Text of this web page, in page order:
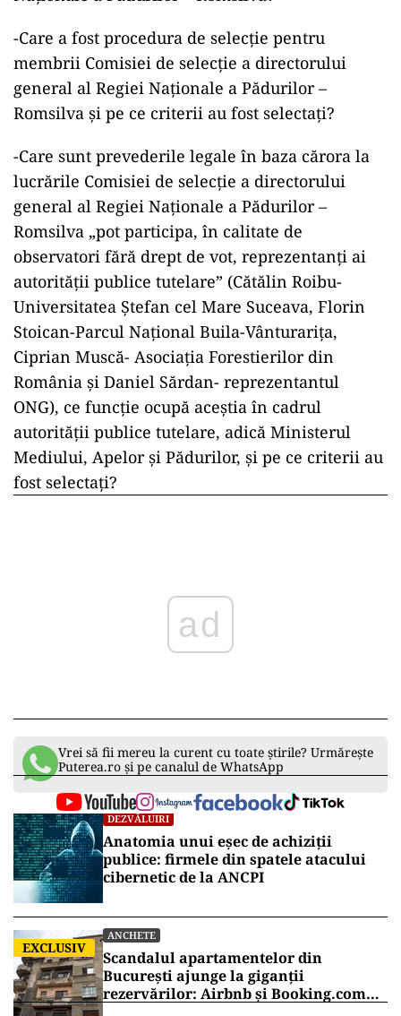
-Care a fost procedura de selecție pentru
membrii Comisiei de selecție a directorului
general al Regiei Naționale a Pădurilor –
Romsilva și pe ce criterii au fost selectați?
-Care sunt prevederile legale în baza cărora la
lucrările Comisiei de selecție a directorului
general al Regiei Naționale a Pădurilor –
Romsilva „pot participa, în calitate de
observatori fără drept de vot, reprezentanți ai
autorității publice tutelare” (Cătălin Roibu-
Universitatea Ștefan cel Mare Suceava, Florin
Stoican-Parcul Național Buila-Vânturarița,
Ciprian Muscă- Asociația Forestierilor din
România și Daniel Sărdan- reprezentantul
ONG), ce funcție ocupă aceștia în cadrul
autorității publice tutelare, adică Ministerul
Mediului, Apelor și Pădurilor, și pe ce criterii au
fost selectați?
ad
Vrei să fii mereu la curent cu toate știrile? Urmărește
Puterea.ro și pe canalul de WhatsApp
DEZVĂLUIRI
Anatomia unui eșec de achiziții
publice: firmele din spatele atacului
cibernetic de la ANCPI
EXCLUSIV
ANCHETE
Scandalul apartamentelor din
București ajunge la giganții
rezervărilor: Airbnb și Booking.com